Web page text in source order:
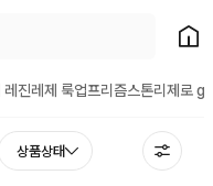
홈으
레진레제 룩업프리즘스톤리제로
상품상태